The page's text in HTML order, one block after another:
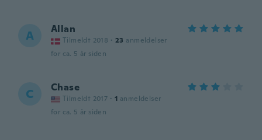
A Allan
Tilmeldt 2018 · 23 anmeldelser
for ca. 5 år siden
C Chase
Tilmeldt 2017 · 1 anmeldelser
for ca. 5 år siden